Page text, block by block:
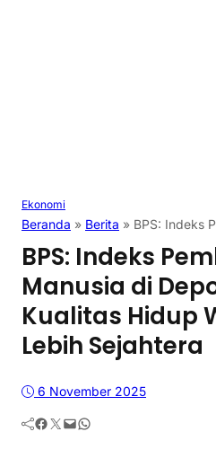
Ekonomi
Beranda » Berita » BPS: Indeks
BPS: Indeks
Manusia di
Kualitas Hidup
Lebih Sejahtera
6 November 2025
Facebook Twitter Mail WhatsApp